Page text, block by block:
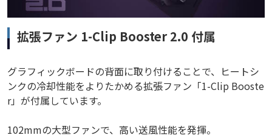
拡張ファン 1-Clip Booster 2.0 付属
グラフィックボードの背面に取り付けることで、ヒートシ
ンクの冷却性能をよりたかめる拡張ファン「1-Clip Booste
r」が付属しています。
102mmの大型ファンで、高い送風性能を発揮。